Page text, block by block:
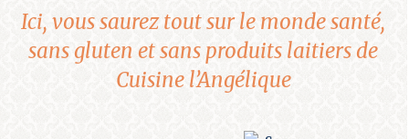
Ici, vous saurez tout sur le monde santé,
sans gluten et sans produits laitiers de
Cuisine l’Angélique